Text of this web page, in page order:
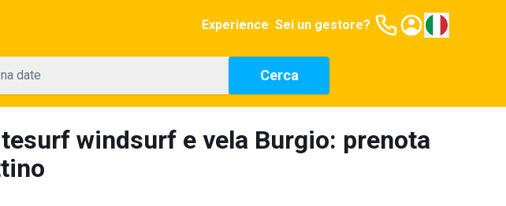
Experience Sei un gestore?
date Cerca
windsurf e vela Burgio: prenota